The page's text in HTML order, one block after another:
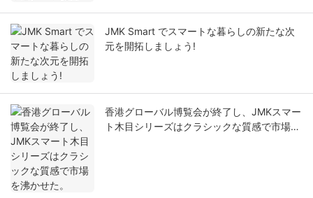
JMK Smart でスマートな暮らしの新たな次
元を開拓しましょう!
香港グローバル博覧会が終了し、JMKスマー
ト木目シリーズはクラシックな質感で市場を